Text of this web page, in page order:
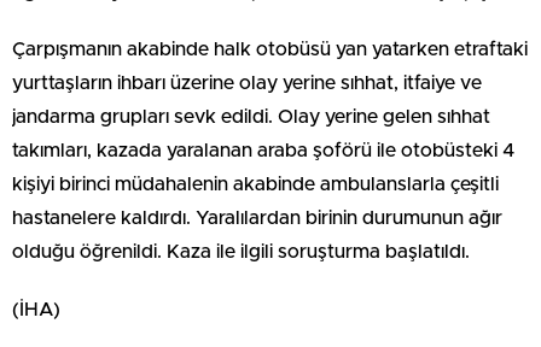
Çarpışmanın akabinde halk otobüsü yan yatarken etraftaki
yurttaşların ihbarı üzerine olay yerine sıhhat, itfaiye ve
jandarma grupları sevk edildi. Olay yerine gelen sıhhat
takımları, kazada yaralanan araba şoförü ile otobüsteki 4
kişiyi birinci müdahalenin akabinde ambulanslarla çeşitli
hastanelere kaldırdı. Yaralılardan birinin durumunun ağır
olduğu öğrenildi. Kaza ile ilgili soruşturma başlatıldı.
(İHA)